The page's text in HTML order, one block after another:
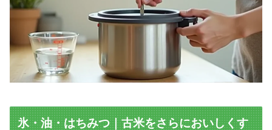
氷・油・はちみつ｜古米をさらにおいしくす